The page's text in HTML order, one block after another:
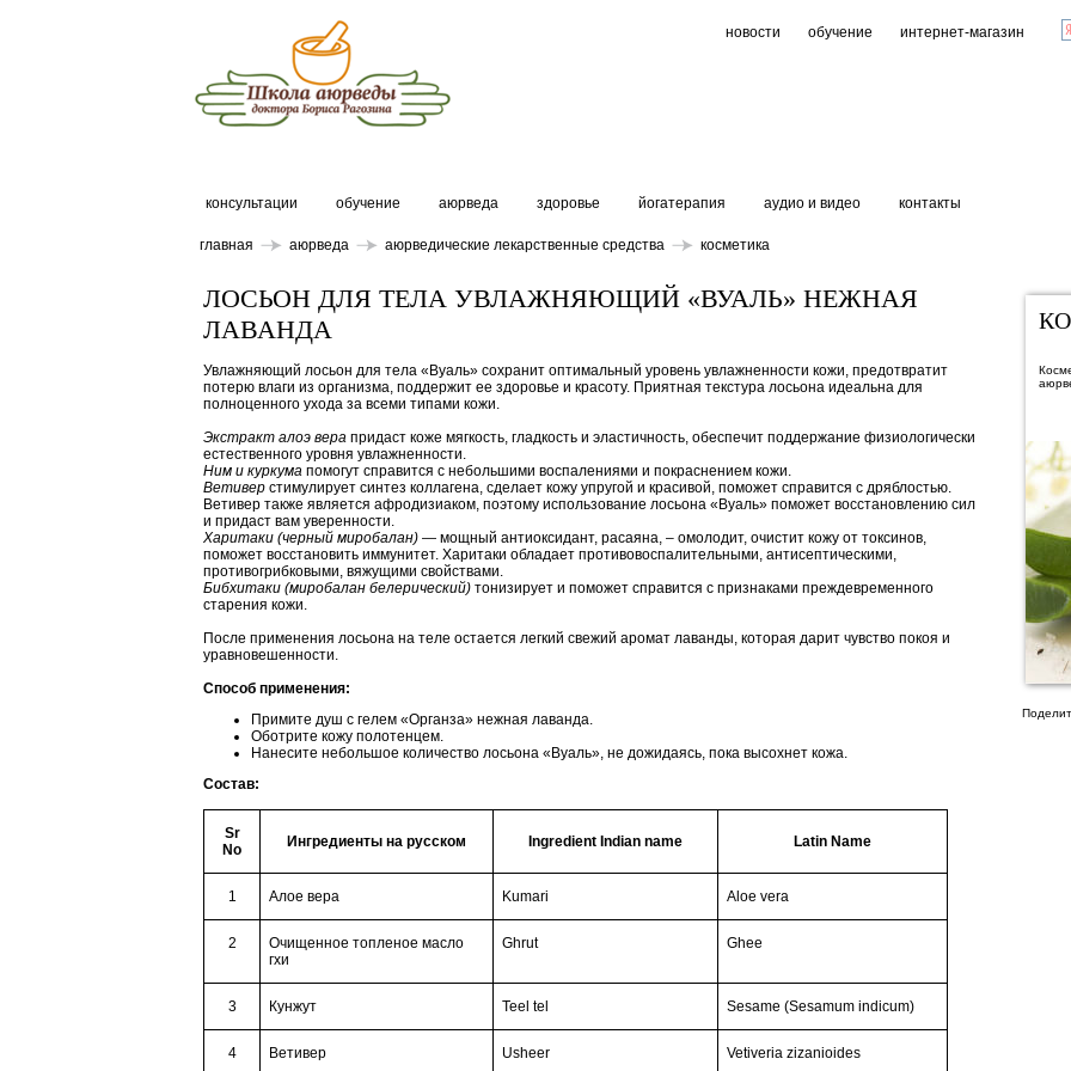
новости обучение интернет-магазин
консультации обучение аюрведа здоровье йогатерапия аудио и видео контакты
главная аюрведа аюрведические лекарственные средства косметика
ЛОСЬОН ДЛЯ ТЕЛА УВЛАЖНЯЮЩИЙ «ВУАЛЬ» НЕЖНАЯ
ЛАВАНДА
Увлажняющий лосьон для тела «Вуаль» сохранит оптимальный уровень увлажненности кожи, предотвратит
потерю влаги из организма, поддержит ее здоровье и красоту. Приятная текстура лосьона идеальна для
полноценного ухода за всеми типами кожи.
Экстракт алоэ вера придаст коже мягкость, гладкость и эластичность, обеспечит поддержание физиологически
естественного уровня увлажненности.
Ним и куркума помогут справится с небольшими воспалениями и покраснением кожи.
Ветивер стимулирует синтез коллагена, сделает кожу упругой и красивой, поможет справится с дряблостью.
Ветивер также является афродизиаком, поэтому использование лосьона «Вуаль» поможет восстановлению сил
и придаст вам уверенности.
Харитаки (черный миробалан) — мощный антиоксидант, расаяна, – омолодит, очистит кожу от токсинов,
поможет восстановить иммунитет. Харитаки обладает противовоспалительными, антисептическими,
противогрибковыми, вяжущими свойствами.
Бибхитаки (миробалан белерический) тонизирует и поможет справится с признаками преждевременного
старения кожи.
После применения лосьона на теле остается легкий свежий аромат лаванды, которая дарит чувство покоя и
уравновешенности.
Способ применения:
Примите душ с гелем «Органза» нежная лаванда.
Оботрите кожу полотенцем.
Нанесите небольшое количество лосьона «Вуаль», не дожидаясь, пока высохнет кожа.
Состав:
Sr
No
Ингредиенты на русском Ingredient Indian name Latin Name
1 Алое вера Kumari Aloe vera
2
Очищенное топленое масло
гхи
Ghrut Ghee
3 Кунжут Teel tel Sesame (Sesamum indicum)
4 Ветивер Usheer Vetiveria zizanioides